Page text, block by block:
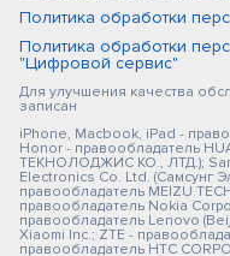
Политика обработки
Политика обработки
"Цифровой сервис"
Для улучшения качества
записан
iPhone, Macbook, iPad -
Honor - правообладатель
ТЕКНОЛОДЖИС КО., ЛТД.);
Electronics Co. Ltd. (Самсунг
правообладатель MEIZU
правообладатель Nokia
правообладатель Lenovo
Xiaomi Inc.; ZTE -
правообладатель HTC